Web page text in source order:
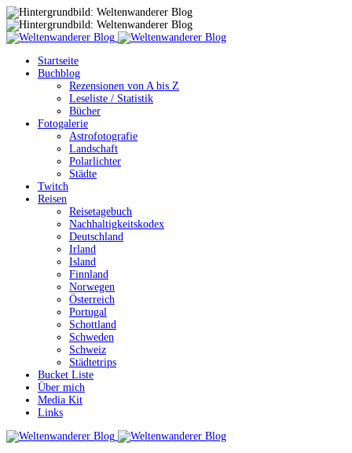
Startseite
Buchblog
Rezensionen von A bis Z
Leseliste / Statistik
Bücher
Fotogalerie
Astrofotografie
Landschaft
Polarlichter
Städte
Twitch
Reisen
Reisetagebuch
Nachhaltigkeitskodex
Deutschland
Irland
Island
Finnland
Norwegen
Österreich
Portugal
Schottland
Schweden
Schweiz
Städtetrips
Bucket Liste
Über mich
Media Kit
Links